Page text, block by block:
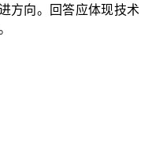
方向。回答应体现技术